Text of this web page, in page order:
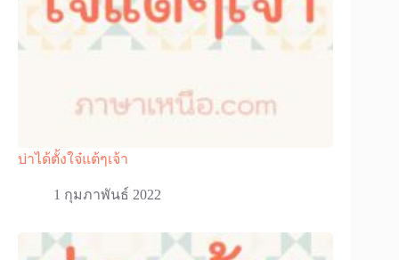
บ่าได้ตั้งใจ๋แต้ๆเจ้า
1 กุมภาพันธ์ 2022